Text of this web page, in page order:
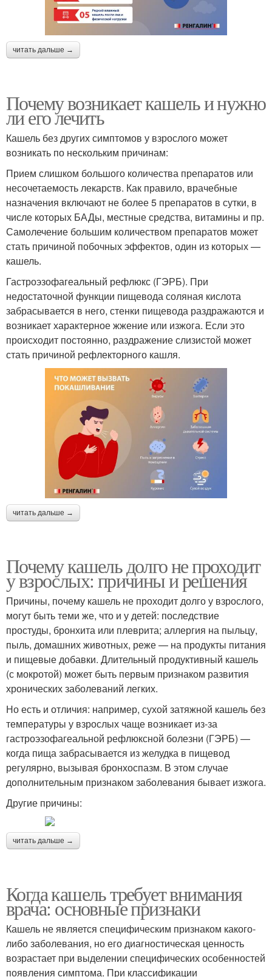
читать дальше →
Почему возникает кашель и нужно
ли его лечить
Кашель без других симптомов у взрослого может
возникать по нескольким причинам:
Прием слишком большого количества препаратов или
несочетаемость лекарств. Как правило, врачебные
назначения включают не более 5 препаратов в сутки, в
числе которых БАДы, местные средства, витамины и пр.
Самолечение большим количеством препаратов может
стать причиной побочных эффектов, один из которых —
кашель.
Гастроэзофагеальный рефлюкс (ГЭРБ). При
недостаточной функции пищевода соляная кислота
забрасывается в него, стенки пищевода раздражаются и
возникает характерное жжение или изжога. Если это
происходит постоянно, раздражение слизистой может
стать причиной рефлекторного кашля.
читать дальше →
Почему кашель долго не проходит
у взрослых: причины и решения
Причины, почему кашель не проходит долго у взрослого,
могут быть теми же, что и у детей: последствие
простуды, бронхита или плеврита; аллергия на пыльцу,
пыль, домашних животных, реже — на продукты питания
и пищевые добавки. Длительный продуктивный кашель
(с мокротой) может быть первым признаком развития
хронических заболеваний легких.
Но есть и отличия: например, сухой затяжной кашель без
температуры у взрослых чаще возникает из-за
гастроэзофагеальной рефлюксной болезни (ГЭРБ) —
когда пища забрасывается из желудка в пищевод
регулярно, вызывая бронхоспазм. В этом случае
дополнительным признаком заболевания бывает изжога.
Другие причины:
читать дальше →
Когда кашель требует внимания
врача: основные признаки
Кашель не является специфическим признаком какого-
либо заболевания, но его диагностическая ценность
возрастает при выделении специфических особенностей
появления симптома. При классификации